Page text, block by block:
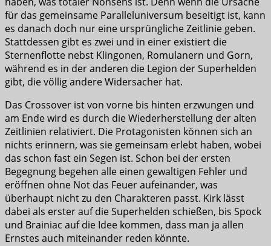
für das gemeinsame Paralleluniversum beseitigt ist, kann
es danach doch nur eine ursprüngliche Zeitlinie geben.
Stattdessen gibt es zwei und in einer existiert die
Sternenflotte nebst Klingonen, Romulanern und Gorn,
während es in der anderen die Legion der Superhelden
gibt, die völlig andere Widersacher hat.
Das Crossover ist von vorne bis hinten erzwungen und
am Ende wird es durch die Wiederherstellung der alten
Zeitlinien relativiert. Die Protagonisten können sich an
nichts erinnern, was sie gemeinsam erlebt haben, wobei
das schon fast ein Segen ist. Schon bei der ersten
Begegnung begehen alle einen gewaltigen Fehler und
eröffnen ohne Not das Feuer aufeinander, was
überhaupt nicht zu den Charakteren passt. Kirk lässt
dabei als erster auf die Superhelden schießen, bis Spock
und Brainiac auf die Idee kommen, dass man ja allen
Ernstes auch miteinander reden könnte.